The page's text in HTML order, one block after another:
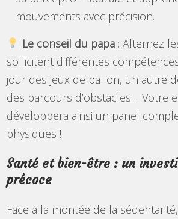
mouvements avec précision.
Le conseil du papa: Alternez
sollicitent différentes
jour des jeux de ballon, un autre
des parcours d’obstacles… Votre
développera ainsi un panel
physiques !
Santé et bien-être : un
précoce
Face à la montée de la